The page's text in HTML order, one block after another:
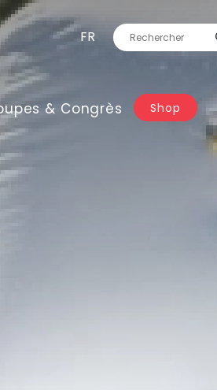
FR
& Congrès Shop